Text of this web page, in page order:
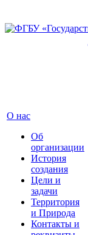
О нас
Об
организации
История
создания
Цели и
задачи
Территория
и Природа
Контакты и